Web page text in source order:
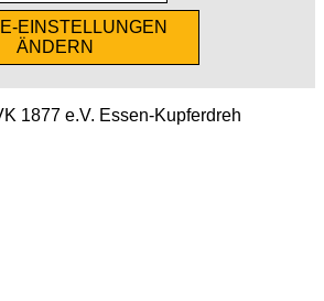
EINSTELLUNGEN
ÄNDERN
1877 e.V. Essen-Kupferdreh